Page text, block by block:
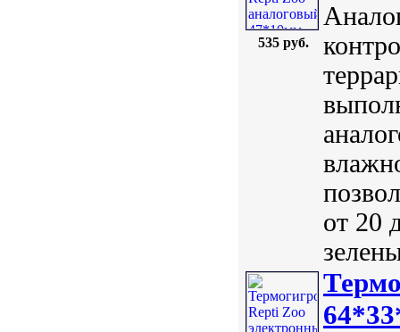
535 руб.
от 20